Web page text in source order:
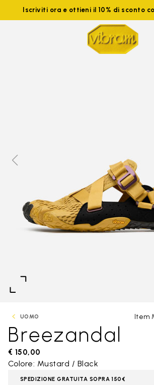
Iscriviti ora e ottieni il 10% di sconto
UOMO Item
Breezandal
€ 150,00
Colore: Mustard / Black
SPEDIZIONE GRATUITA SOPRA 150€